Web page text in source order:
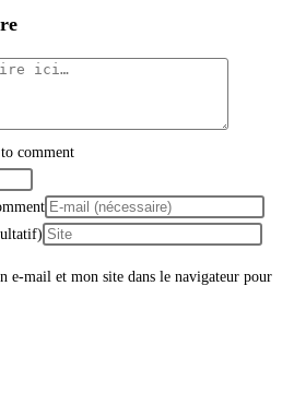
comment
e-mail et mon site dans le navigateur pour